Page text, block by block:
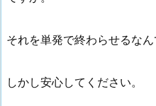
それを単発で終わらせるなん
しかし安心してください。